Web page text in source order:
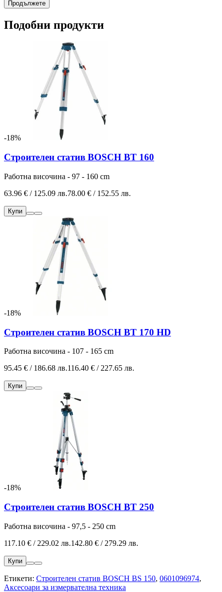
Продължете
Подобни продукти
-18%
Строителен статив BOSCH BT 160
Работна височина - 97 - 160 cm
63.96 € / 125.09 лв.78.00 € / 152.55 лв.
Купи
-18%
Строителен статив BOSCH BT 170 HD
Работна височина - 107 - 165 cm
95.45 € / 186.68 лв.116.40 € / 227.65 лв.
Купи
-18%
Строителен статив BOSCH BT 250
Работна височина - 97,5 - 250 cm
117.10 € / 229.02 лв.142.80 € / 279.29 лв.
Купи
Етикети: Строителен статив BOSCH BS 150, 0601096974,
Аксесоари за измервателна техника